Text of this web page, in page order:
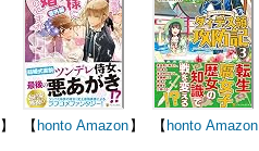
】 【 honto Amazon 】 【 honto Amazon